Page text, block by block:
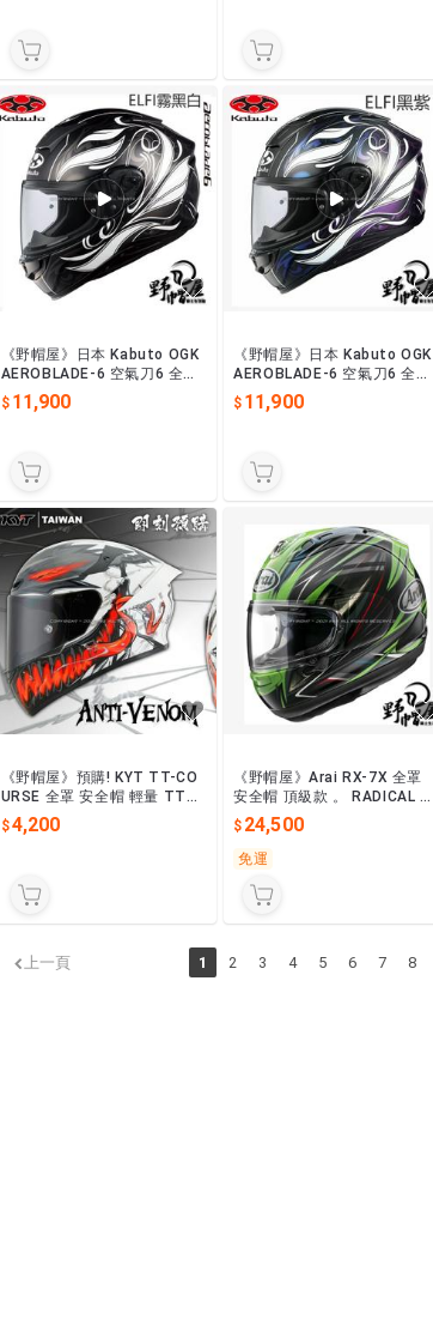
《野帽屋》日本 Kabuto OGK
AEROBLADE-6 空氣刀6 全罩
安全帽。ELFI霧黑白
11,900
《野帽屋》日本 Kabuto OGK
AEROBLADE-6 空氣刀6 全罩
安全帽。ELFI黑紫
11,900
《野帽屋》預購! KYT TT-CO
URSE 全罩 安全帽 輕量 TTC
漫威 MARVEL。血清 Anti-Ve
nom
4,200
《野帽屋》Arai RX-7X 全罩
安全帽 頂級款 。 RADICAL 黑
綠24,500
免運
上一頁 1 2 3 4 5 6 7 8